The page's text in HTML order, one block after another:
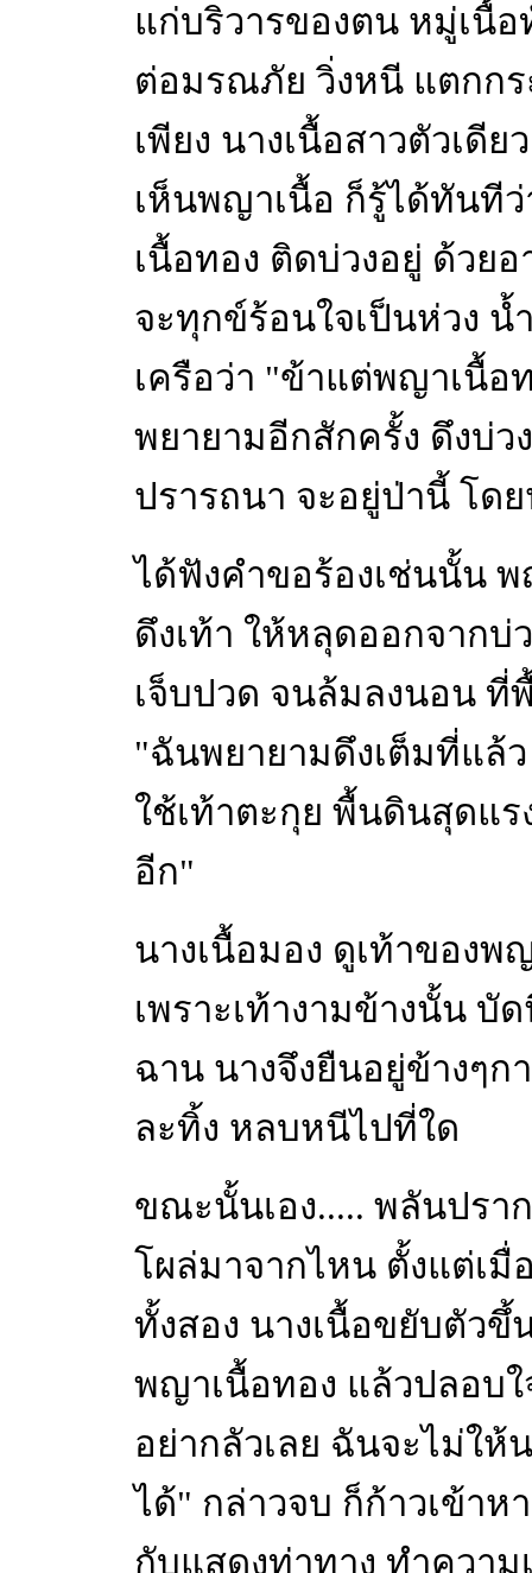
แก่บริวารของตน หมู่เนื้
ต่อมรณภัย วิ่งหนี แตกก
เพียง นางเนื้อสาวตัวเดี
เห็นพญาเนื้อ ก็รู้ได้ทันที
เนื้อทอง ติดบ่วงอยู่ ด้วย
จะทุกข์ร้อนใจเป็นห่วง น้
เครือว่า "ข้าแต่พญาเนื้อ
พยายามอีกสักครั้ง ดึงบ่
ปรารถนา จะอยู่ป่านี้ โด
ได้ฟังคำขอร้องเช่นนั้น
ดึงเท้า ให้หลุดออกจากบ่
เจ็บปวด จนล้มลงนอน ที่
"ฉันพยายามดึงเต็มที่แล้
ใช้เท้าตะกุย พื้นดินสุดแร
อีก"
นางเนื้อมอง ดูเท้าของพ
เพราะเท้างามข้างนั้น บั
ฉาน นางจึงยืนอยู่ข้างๆ
ละทิ้ง หลบหนีไปที่ใด
ขณะนั้นเอง..... พลันปรา
โผล่มาจากไหน ตั้งแต่เมื่
ทั้งสอง นางเนื้อขยับตัว
พญาเนื้อทอง แล้วปลอบ
อย่ากลัวเลย ฉันจะไม่ให้
ได้" กล่าวจบ ก็ก้าวเข้า
กับแสดงท่าทาง ทำควา